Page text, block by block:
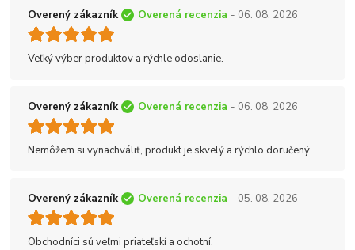
Overený zákazník Overená recenzia - 06. 08. 2026
Veľký výber produktov a rýchle odoslanie.
Overený zákazník Overená recenzia - 06. 08. 2026
Nemôžem si vynachváliť, produkt je skvelý a rýchlo doručený.
Overený zákazník Overená recenzia - 05. 08. 2026
Obchodníci sú veľmi priateľskí a ochotní.